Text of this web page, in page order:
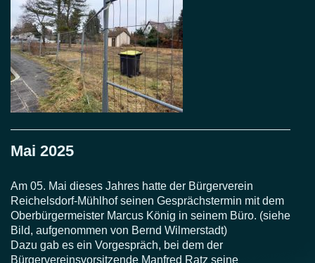
Mai 2025
Am 05. Mai dieses Jahres hatte der Bürgerverein
Reichelsdorf-Mühlhof seinen Gesprächstermin mit dem
Oberbürgermeister Marcus König in seinem Büro. (siehe
Bild, aufgenommen von Bernd Wilmerstadt)
Dazu gab es ein Vorgespräch, bei dem der
Bürgervereinsvorsitzende Manfred Ratz seine